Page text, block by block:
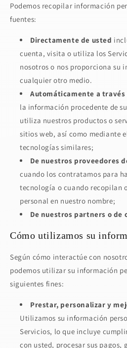
Podemos recopilar información
fuentes:
Directamente de usted
cuenta, visita o utiliza los
nosotros o nos proporciona su
cualquier otro medio.
Automáticamente a través
la información procedente de
utiliza nuestros productos o
sitios web, así como mediante
tecnologías similares;
De nuestros proveedores
cuando los contratamos para
tecnología o cuando recopilan
personal en nuestro nombre;
De nuestros partners o de
Cómo utilizamos su
Según cómo interactúe con
podemos utilizar su información
siguientes fines:
Prestar, personalizar y
Utilizamos su información
Servicios, lo que incluye
con usted, procesar sus pagos,